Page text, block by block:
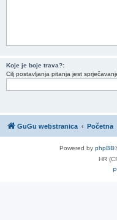
Koje je boje trava?:
Cilj postavljanja pitanja jest
GuGu webstranica Početna
Powered by phpBB
HR